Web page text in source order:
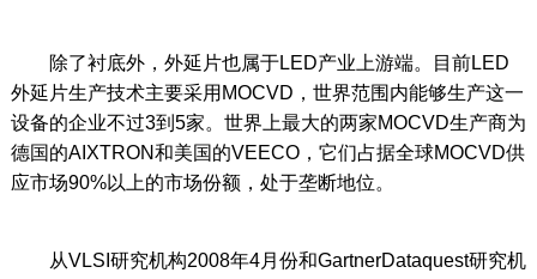
除了衬底外，外延片也属于LED产业上游端。目前LED
外延片生产技术主要采用MOCVD，世界范围内能够生产这一
设备的企业不过3到5家。世界上最大的两家MOCVD生产商为
德国的AIXTRON和美国的VEECO，它们占据全球MOCVD供
应市场90%以上的市场份额，处于垄断地位。
从VLSI研究机构2008年4月份和GartnerDataquest研究机